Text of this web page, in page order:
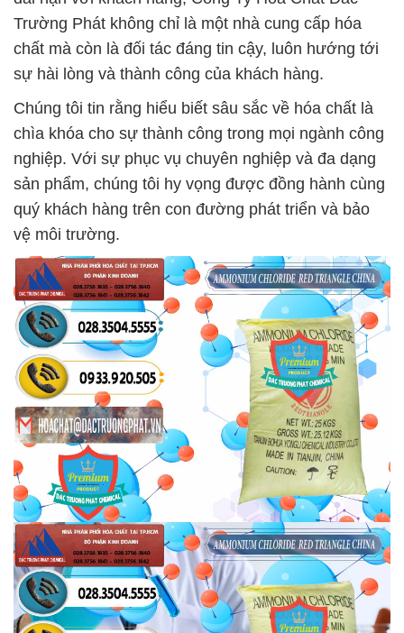
Trường Phát không chỉ là một nhà cung cấp hóa
chất mà còn là đối tác đáng tin cậy, luôn hướng tới
sự hài lòng và thành công của khách hàng.
Chúng tôi tin rằng hiểu biết sâu sắc về hóa chất là
chìa khóa cho sự thành công trong mọi ngành công
nghiệp. Với sự phục vụ chuyên nghiệp và đa dạng
sản phẩm, chúng tôi hy vọng được đồng hành cùng
quý khách hàng trên con đường phát triển và bảo
vệ môi trường.